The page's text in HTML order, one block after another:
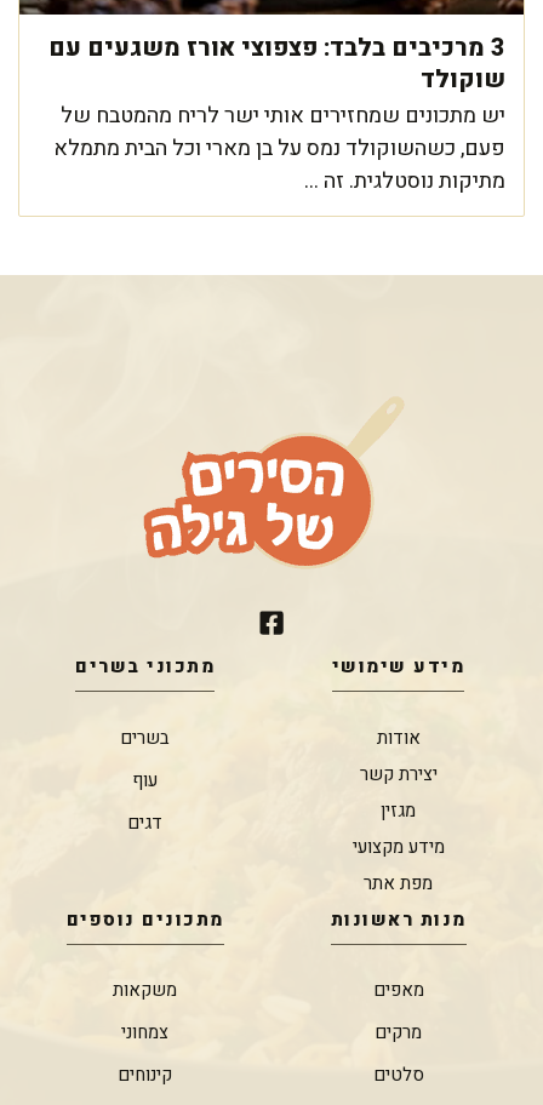
3 מרכיבים בלבד: פצפוצי אורז משגעים עם
שוקולד
יש מתכונים שמחזירים אותי ישר לריח מהמטבח של
פעם, כשהשוקולד נמס על בן מארי וכל הבית מתמלא
מתיקות נוסטלגית. זה ...
מידע שימושי
אודות
יצירת קשר
מגזין
מידע מקצועי
מפת אתר
מתכוני בשרים
בשרים
עוף
דגים
מנות ראשונות
מאפים
מרקים
סלטים
מתכונים נוספים
משקאות
צמחוני
קינוחים